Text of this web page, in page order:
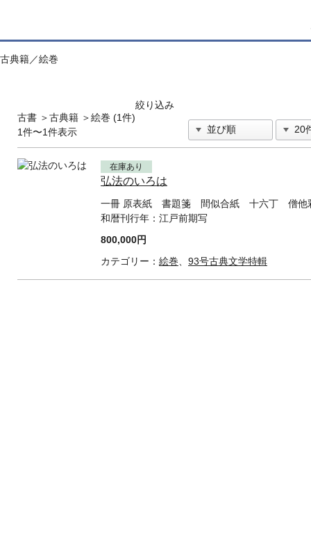
古典籍／絵巻
古書 ＞古典籍 ＞絵巻 (1件)
1件〜1件表示
絞り込み
在庫あり
弘法のいろは
一冊 原表紙 書題箋 間似合紙 十六丁 僧他
和暦刊行年： 江戸前期写
800,000円
カテゴリー： 絵巻、 93号古典文学特輯